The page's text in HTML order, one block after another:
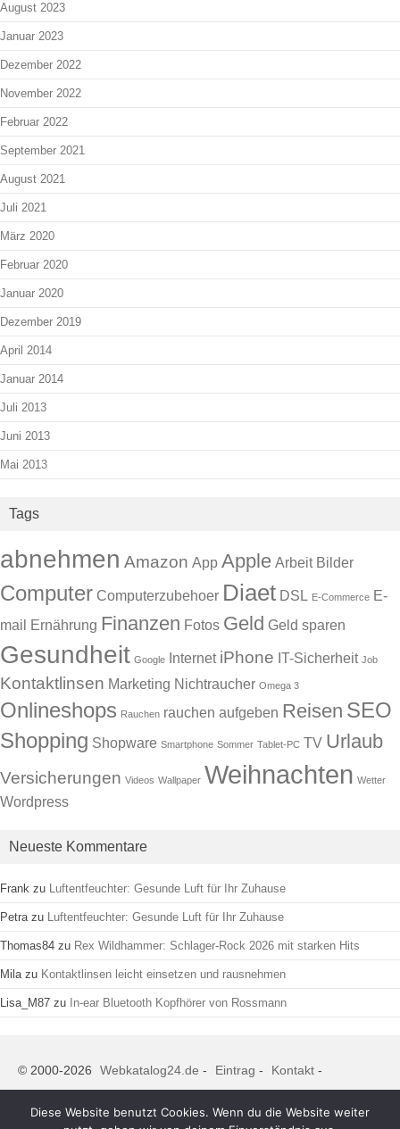
August 2023
Januar 2023
Dezember 2022
November 2022
Februar 2022
September 2021
August 2021
Juli 2021
März 2020
Februar 2020
Januar 2020
Dezember 2019
April 2014
Januar 2014
Juli 2013
Juni 2013
Mai 2013
Tags
abnehmen Amazon App Apple Arbeit Bilder
Computer Computerzubehoer Diaet DSL E-Commerce E-
mail
Ernährung Finanzen Fotos Geld Geld sparen
Gesundheit Google Internet iPhone IT-Sicherheit Job
Kontaktlinsen Marketing Nichtraucher Omega 3
Onlineshops Rauchen rauchen aufgeben Reisen SEO
Shopping Shopware Smartphone Sommer Tablet-PC TV Urlaub
Versicherungen Videos Wallpaper Weihnachten Wetter
Wordpress
Neueste Kommentare
Frank zu Luftentfeuchter: Gesunde Luft für Ihr Zuhause
Petrazu Luftentfeuchter: Gesunde Luft für Ihr Zuhause
Thomas84 zu Rex Wildhammer: Schlager-Rock 2026 mit starken Hits
Milazu Kontaktlinsen leicht einsetzen und rausnehmen
Lisa_M87 zu In-ear Bluetooth Kopfhörer von Rossmann
© 2000-2026 Webkatalog24.de - Eintrag - Kontakt -
Youtube- Facebook- reddit
Diese Website benutzt Cookies. Wenn du die Website weiter